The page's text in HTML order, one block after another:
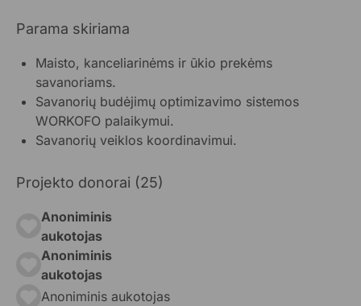
Parama skiriama
Maisto, kanceliarinėms ir ūkio prekėms
savanoriams.
Savanorių budėjimų optimizavimo sistemos
WORKOFO palaikymui.
Savanorių veiklos koordinavimui.
Projekto donorai (25)
Anoniminis
aukotojas
Anoniminis
aukotojas
Anoniminis aukotojas